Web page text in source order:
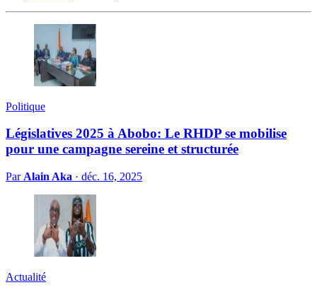
Politique
Législatives 2025 à Abobo: Le RHDP se mobilise
pour une campagne sereine et structurée
Par Alain Aka · déc. 16, 2025
Actualité